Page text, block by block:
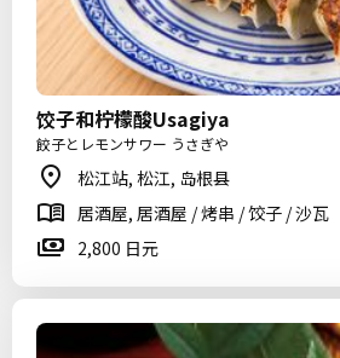
饺子和柠檬酸Usagiya
餃子とレモンサワー うさぎや
松江站, 松江, 岛根县
居酒屋, 居酒屋 / 烤串 / 饺子 / 沙瓦
2,800 日元